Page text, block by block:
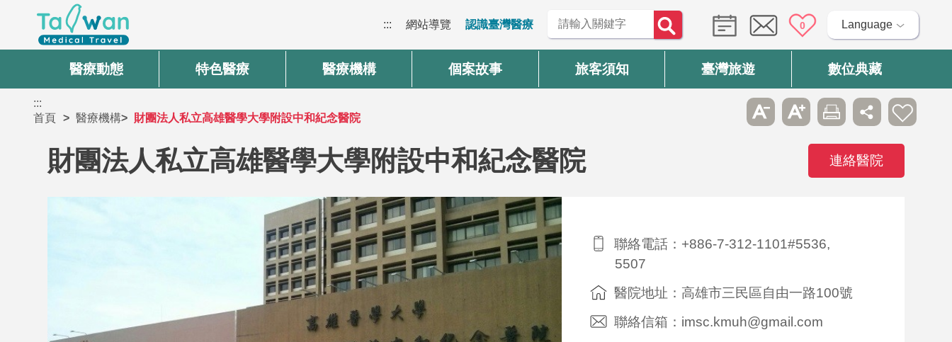
::: 網站導覽 認識臺灣醫療 0 Language
醫療動態 特色醫療 醫療機構 個案故事 旅客須知 臺灣旅遊 數位典藏
:::
首頁
醫療機構 財團法人私立高雄醫學大學附設中和紀念醫院
財團法人私立高雄醫學大學附設中和紀念醫院 連絡醫院
聯絡電話：+886-7-312-1101#5536,
5507
醫院地址：高雄市三民區自由一路100號
聯絡信箱：imsc.kmuh@gmail.com